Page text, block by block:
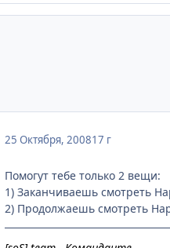
25 Октября, 200817 г
Помогут тебе только 2 вещи:
1) Заканчиваешь смотреть
2) Продолжаешь смотреть